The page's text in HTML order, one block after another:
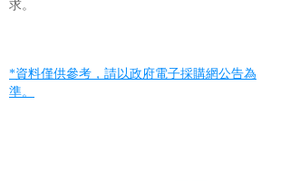
求。
*資料僅供參考，請以政府電子採購網公告為
準。